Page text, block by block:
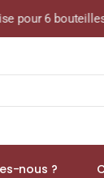
bouteilles
nous ?